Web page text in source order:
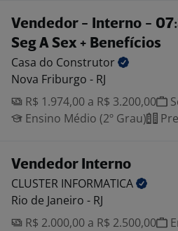
Vendedor - Interno -
Seg A Sex + Benefícios
Casa do Construtor
Nova Friburgo - RJ
R$ 1.974,00 a R$ 3.200,00
Ensino Médio (2º Grau)
Vendedor Interno
CLUSTER INFORMATICA
Rio de Janeiro - RJ
R$ 2.000,00 a R$ 2.500,00